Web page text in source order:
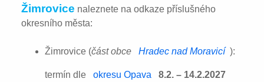
Žimrovice naleznete na odkaze příslušného
okresního města:
Žimrovice (část obce Hradec nad Moravicí ):
termín dle okresu Opava 8.2. – 14.2.2027